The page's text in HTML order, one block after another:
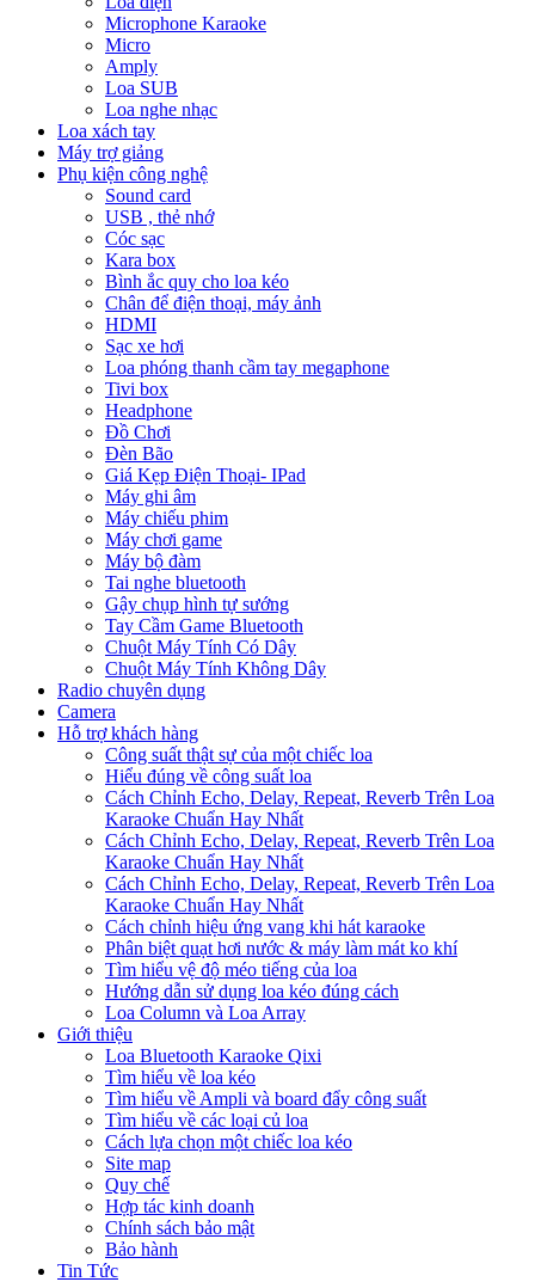
Microphone Karaoke
Micro
Amply
Loa SUB
Loa nghe nhạc
Loa xách tay
Máy trợ giảng
Phụ kiện công nghệ
Sound card
USB , thẻ nhớ
Cóc sạc
Kara box
Bình ắc quy cho loa kéo
Chân để điện thoại, máy ảnh
HDMI
Sạc xe hơi
Loa phóng thanh cầm tay megaphone
Tivi box
Headphone
Đồ Chơi
Đèn Bão
Giá Kẹp Điện Thoại- IPad
Máy ghi âm
Máy chiếu phim
Máy chơi game
Máy bộ đàm
Tai nghe bluetooth
Gậy chụp hình tự sướng
Tay Cầm Game Bluetooth
Chuột Máy Tính Có Dây
Chuột Máy Tính Không Dây
Radio chuyên dụng
Camera
Hỗ trợ khách hàng
Công suất thật sự của một chiếc loa
Hiểu đúng về công suất loa
Cách Chỉnh Echo, Delay, Repeat, Reverb Trên Loa
Karaoke Chuẩn Hay Nhất
Cách Chỉnh Echo, Delay, Repeat, Reverb Trên Loa
Karaoke Chuẩn Hay Nhất
Cách Chỉnh Echo, Delay, Repeat, Reverb Trên Loa
Karaoke Chuẩn Hay Nhất
Cách chỉnh hiệu ứng vang khi hát karaoke
Phân biệt quạt hơi nước & máy làm mát ko khí
Tìm hiểu vệ độ méo tiếng của loa
Hướng dẫn sử dụng loa kéo đúng cách
Loa Column và Loa Array
Giới thiệu
Loa Bluetooth Karaoke Qixi
Tìm hiểu về loa kéo
Tìm hiểu về Ampli và board đẩy công suất
Tìm hiểu về các loại củ loa
Cách lựa chọn một chiếc loa kéo
Site map
Quy chế
Hợp tác kinh doanh
Chính sách bảo mật
Bảo hành
Tin Tức